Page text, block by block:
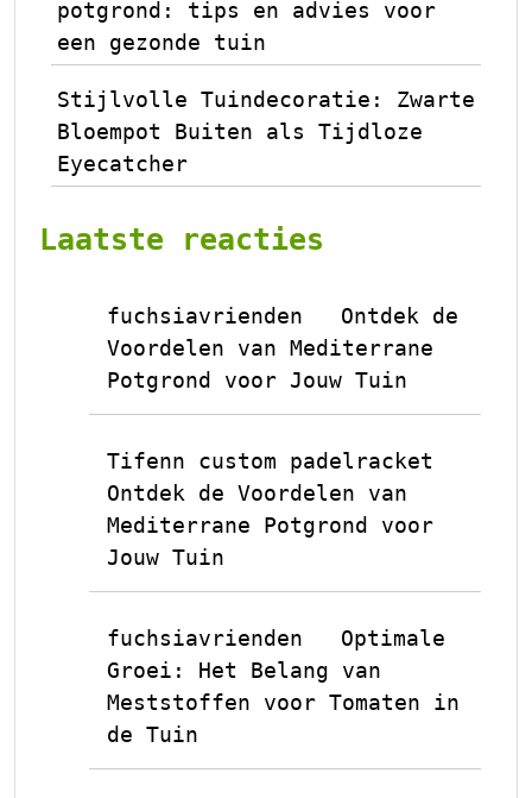
potgrond: tips en advies voor
een gezonde tuin
Stijlvolle Tuindecoratie: Zwarte
Bloempot Buiten als Tijdloze
Eyecatcher
Laatste reacties
fuchsiavrienden
Ontdek de
Voordelen van Mediterrane
Potgrond voor Jouw Tuin
Tifenn custom padelracket
Ontdek de Voordelen van
Mediterrane Potgrond voor
Jouw Tuin
fuchsiavrienden
Optimale
Groei: Het Belang van
Meststoffen voor Tomaten in
de Tuin